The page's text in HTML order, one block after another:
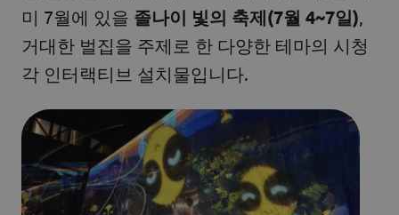
미 7월에 있을 졸나이 빛의 축제(7월 4~7일)
거대한 벌집을 주제로 한 다양한 테마의 시청
각 인터랙티브 설치물입니다.